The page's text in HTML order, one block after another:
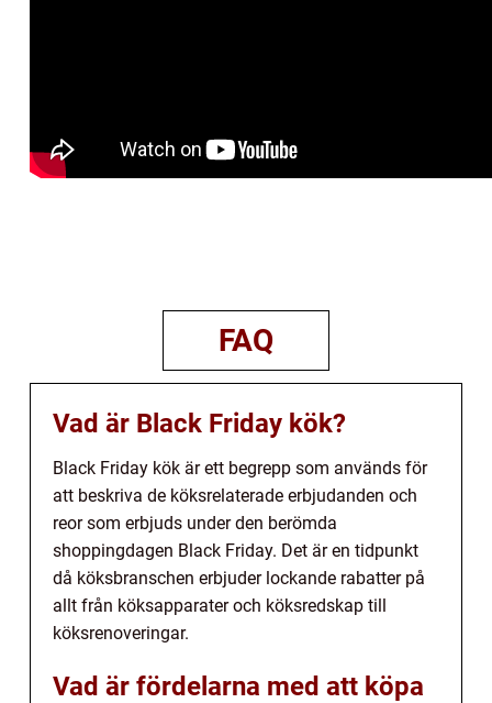
FAQ
Vad är Black Friday kök?
Black Friday kök är ett begrepp som används för
att beskriva de köksrelaterade erbjudanden och
reor som erbjuds under den berömda
shoppingdagen Black Friday. Det är en tidpunkt
då köksbranschen erbjuder lockande rabatter på
allt från köksapparater och köksredskap till
köksrenoveringar.
Vad är fördelarna med att köpa